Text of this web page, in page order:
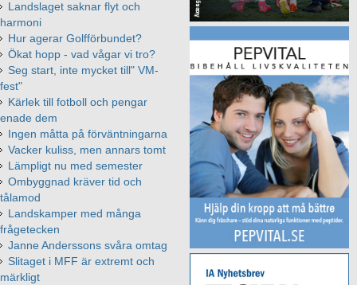
Landslaget saknar flyt och
harmoni
Hur agerar Golfförbundet?
Ökat hopp - vad vågar vi tro?
Seg start, inte mycket till" VM-
fest"
Kärlek till fotboll och pengar
enade dem
Ingen måtta på förväntningarna
Vacker kuliss, men annars tomt
Lämpligt nu med semester
Ombyggnad kräver tid och
tålamod
Landskamper med många
frågetecken
Janne Anderssons svåra omtag
Slitaget i MFF är extremt och
märkligt